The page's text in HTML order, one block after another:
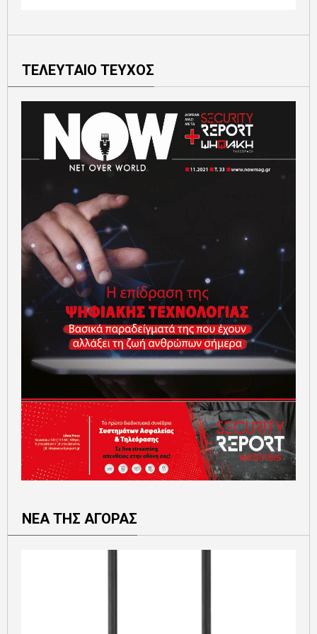
ΤΕΛΕΥΤΑΙΟ ΤΕΥΧΟΣ
ΝΕΑ ΤΗΣ ΑΓΟΡΑΣ